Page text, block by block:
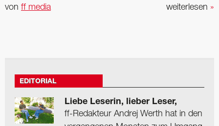
weiterlesen »
von ff media
EDITORIAL
Liebe Leserin, lieber Leser,
ff-Redakteur Andrej Werth hat in den